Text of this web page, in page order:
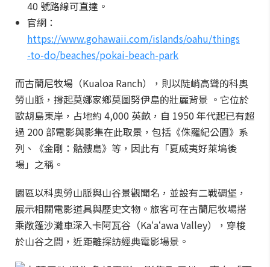
40 號路線可直達。
官網：
https://www.gohawaii.com/islands/oahu/things
-to-do/beaches/pokai-beach-park
而古蘭尼牧場（Kualoa Ranch），則以陡峭高聳的科奧
勞山脈，撐起莫娜家鄉莫圖努伊島的壯麗背景 。它位於
歐胡島東岸，占地約 4,000 英畝，自 1950 年代起已有超
過 200 部電影與影集在此取景，包括《侏羅紀公園》系
列、《金剛：骷髏島》等，因此有「夏威夷好萊塢後
場」之稱。
園區以科奧勞山脈與山谷景觀聞名，並設有二戰碉堡，
展示相關電影道具與歷史文物。旅客可在古蘭尼牧場搭
乘敞篷沙灘車深入卡阿瓦谷（Kaʻaʻawa Valley），穿梭
於山谷之間，近距離探訪經典電影場景。